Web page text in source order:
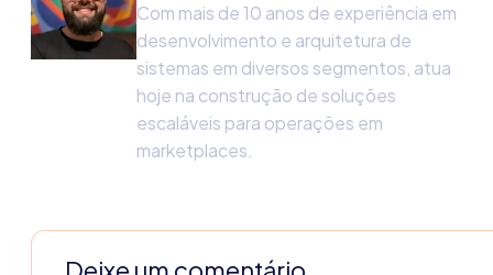
Com mais de 10 anos de experiência em
desenvolvimento e arquitetura de
sistemas em diversos segmentos, atua
hoje na construção de soluções
escaláveis para operações em
marketplaces.